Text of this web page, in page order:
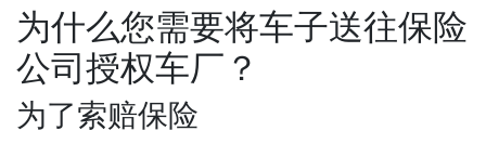
为什么您需要将车子送往保险
公司授权车厂？
为了索赔保险